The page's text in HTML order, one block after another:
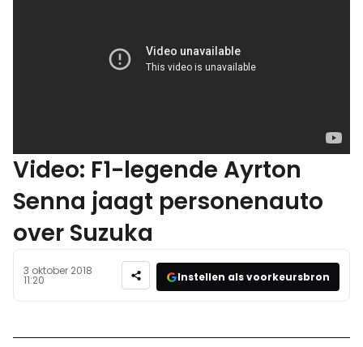
Video: F1-legende Ayrton
Senna jaagt personenauto
over Suzuka
3 oktober 2018
11:20 Instellen als voorkeursbron